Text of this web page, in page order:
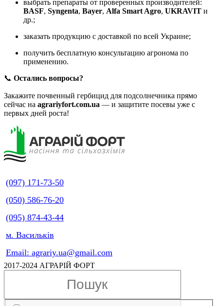
выбрать препараты от проверенных производителей:
BASF, Syngenta, Bayer, Alfa Smart Agro, UKRAVIT и
др.;
заказать продукцию с доставкой по всей Украине;
получить бесплатную консультацию агронома по
применению.
📞 Остались вопросы?
Закажите почвенный гербицид для подсолнечника прямо
сейчас на agrariyfort.com.ua — и защитите посевы уже с
первых дней роста!
(097) 171-73-50
(050) 586-76-20
(095) 874-43-44
м. Васильків
Email: agrariy.ua@gmail.com
2017-2024 АГРАРІЙ ФОРТ